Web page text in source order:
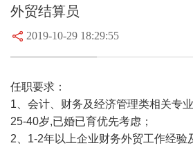
外贸结算员
2019-10-29 18:29:55
任职要求：
1、会计、财务及经济管理类相关专
25-40岁,已婚已育优先考虑；
2、1-2年以上企业财务外贸工作经验